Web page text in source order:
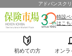
アドバンスク
特設ペ
はこち
初めての方 オンラ